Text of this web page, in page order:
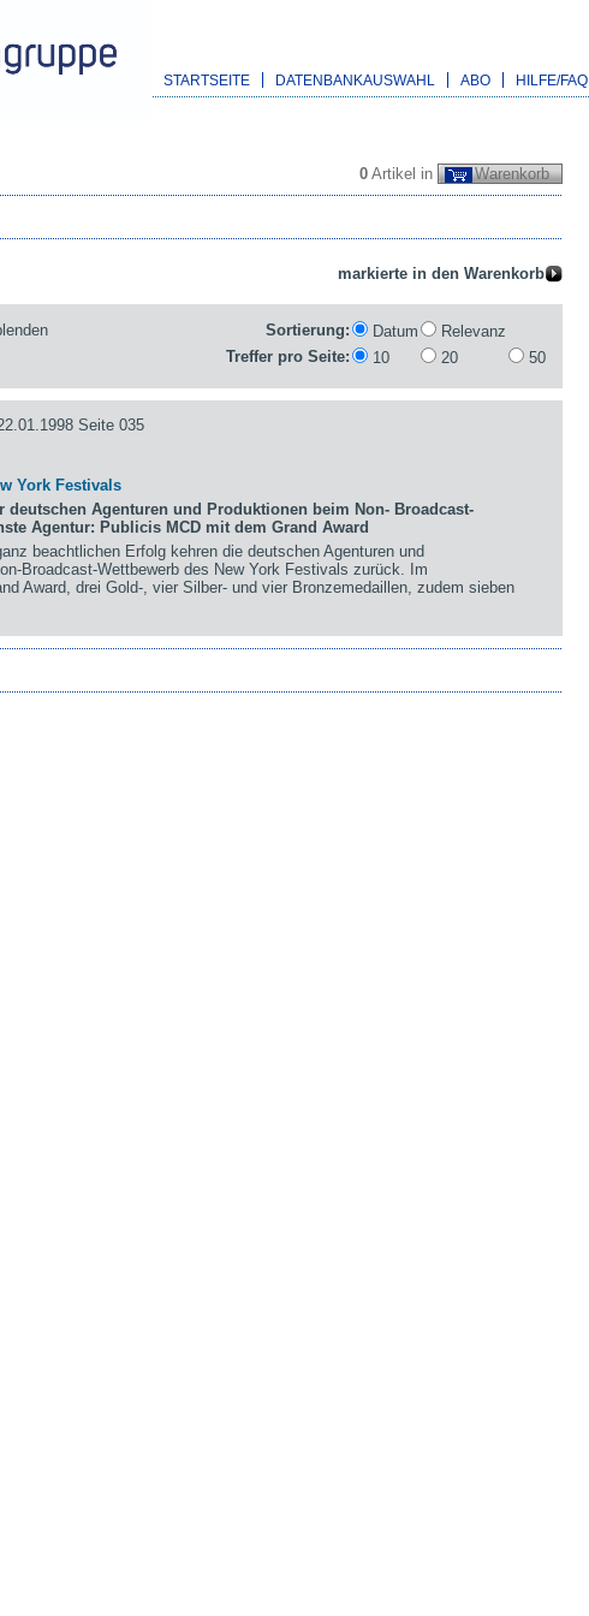
STARTSEITE DATENBANKAUSWAHL ABO HILFE/FAQ
0 Artikel in Warenkorb
Sortierung: Datum
Relevanz
Treffer pro Seite:
10 20 50
Seite 035
York Festivals
deutschen Agenturen und Produktionen beim Non- Broadcast-
Agentur: Publicis MCD mit dem Grand Award
beachtlichen Erfolg kehren die deutschen Agenturen und
Broadcast-Wettbewerb des New York Festivals zurück. Im
Award, drei Gold-, vier Silber- und vier Bronzemedaillen, zudem sieben